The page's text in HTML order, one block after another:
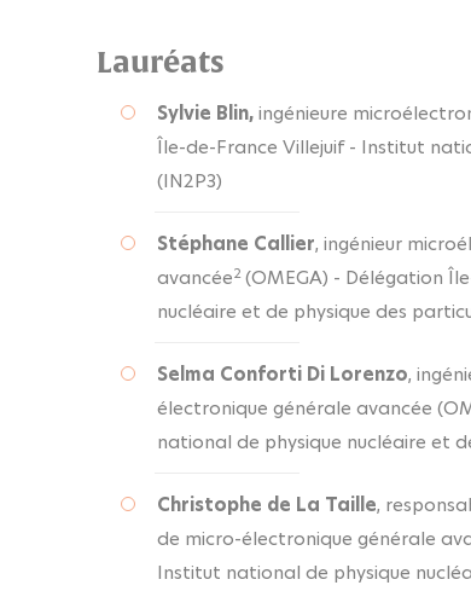
Lauréats
Sylvie Blin,ingénieure
Île-de-France Villejuif - Institut
(IN2P3)
Stéphane Callier, ingénieur
avancée2(OMEGA) - Délégation
nucléaire et de physique des
Selma Conforti Di Lorenzo,
électronique générale avancée
national de physique nucléaire et
Christophe de La Taille,
de micro-électronique générale
Institut national de physique